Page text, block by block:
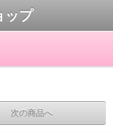
ップ
次の商品へ